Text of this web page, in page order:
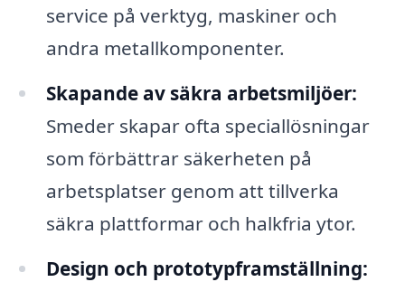
service på verktyg, maskiner och
andra metallkomponenter.
Skapande av säkra arbetsmiljöer:
Smeder skapar ofta speciallösningar
som förbättrar säkerheten på
arbetsplatser genom att tillverka
säkra plattformar och halkfria ytor.
Design och prototypframställning: